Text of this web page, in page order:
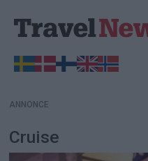
ANNONCE
Cruise